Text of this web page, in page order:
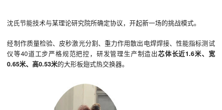
沈氏节能技术与某理论研究院所确定协议，开起新一场的挑战模式。
经制作质量检验、皮秒激光分割、重力作用散出电焊焊接、性能指标测试
仪等40道工步严格规范把控，研发管理生产制造出芯体长近1.6米、宽
0.65米、高0.53米的大形板翅式热交换器。